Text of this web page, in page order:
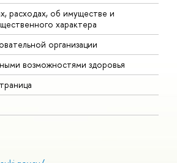
расходах, об имуществе и
характера
организации
возможностями здоровья